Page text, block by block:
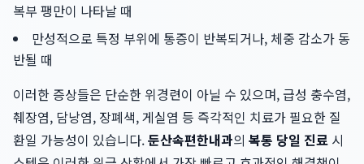
복부 팽만이 나타날 때
만성적으로 특정 부위에 통증이 반복되거나, 체중 감소가 동
반될 때
이러한 증상들은 단순한 위경련이 아닐 수 있으며, 급성 충수염,
췌장염, 담낭염, 장폐색, 게실염 등 즉각적인 치료가 필요한 질
환일 가능성이 있습니다.둔산속편한내과의 복통 당일 진료 시